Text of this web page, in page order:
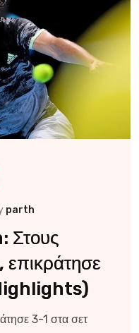
parth
Στους
επικράτησε
3-1 στα σετ